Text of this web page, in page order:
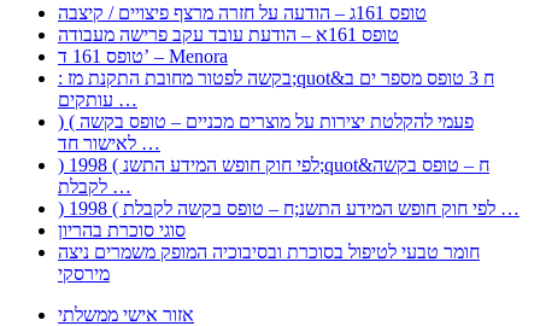
טופס 161ג – הודעה על חזרה מרצף פיצויים / קיצבה
טופס 161א – הודעת עובד עקב פרישה מעבודה
טופס 161 ד’ – Menora
: בקשה לפטור מחובת התקנת מז;quot&ח 3 טופס מספר ים ב
עותקים …
) ( פעמי להקלטת יצירות על מוצרים מכניים – טופס בקשה
לאישור חד …
) 1998 ( לפי חוק חופש המידע התשנ;quot&ח – טופס בקשה
לקבלת …
) 1998 ( לפי חוק חופש המידע התשנ;ח – טופס בקשה לקבלת …
סוגי סוכרת בהריון
חומר טבעי לטיפול בסוכרת ובסיבוכיה המופק משמרים ניצה
מירסקי
אזור אישי ממשלתי